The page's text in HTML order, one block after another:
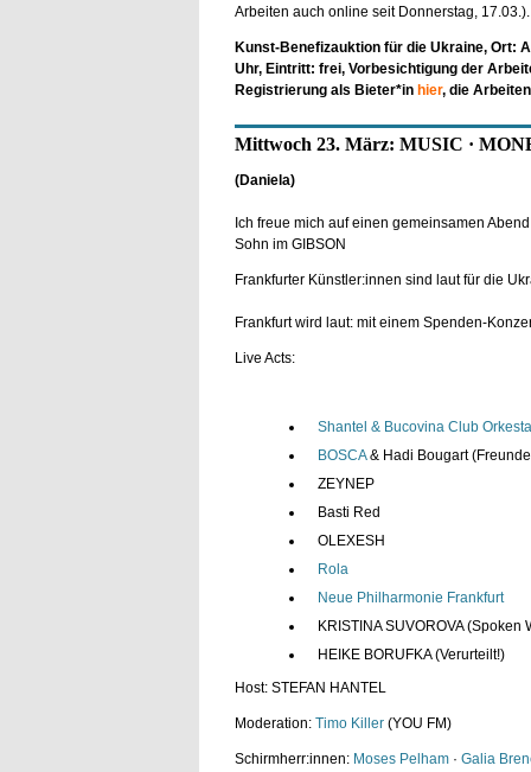
Arbeiten auch online seit Donnerstag,
Kunst-Benefizauktion für die Ukraine, Ort:
Uhr, Eintritt: frei, Vorbesichtigung der
Registrierung als Bieter*in hier, die
Mittwoch 23. März: MUSIC ·
(Daniela)
Ich freue mich auf einen gemeinsamen
Sohn im GIBSON
Frankfurter Künstler:innen sind laut für die
Frankfurt wird laut: mit einem Spenden-
Live Acts:
Shantel & Bucovina Club
BOSCA& Hadi Bougart
ZEYNEP
Basti Red
OLEXESH
Rola
Neue Philharmonie Frankfurt
KRISTINA SUVOROVA (Spoken
HEIKE BORUFKA (Verurteilt!)
Host: STEFAN HANTEL
Moderation: Timo Killer(YOU FM)
Schirmherr:innen: Moses Pelham· Galia